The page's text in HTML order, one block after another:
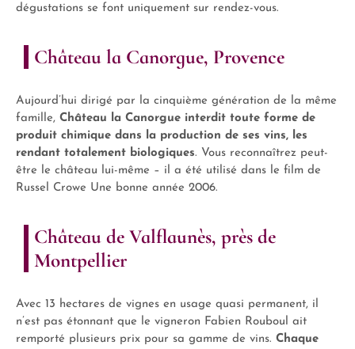
dégustations se font uniquement sur rendez-vous.
Château la Canorgue, Provence
Aujourd’hui dirigé par la cinquième génération de la même
famille, Château la Canorgue interdit toute forme de
produit chimique dans la production de ses vins, les
rendant totalement biologiques. Vous reconnaîtrez peut-
être le château lui-même – il a été utilisé dans le film de
Russel Crowe Une bonne année 2006.
Château de Valflaunès, près de
Montpellier
Avec 13 hectares de vignes en usage quasi permanent, il
n’est pas étonnant que le vigneron Fabien Rouboul ait
remporté plusieurs prix pour sa gamme de vins. Chaque